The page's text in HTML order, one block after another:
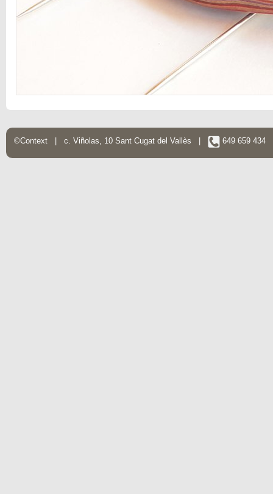
©Context | c. Viñolas, 10 Sant Cugat del Vallès | 649 659